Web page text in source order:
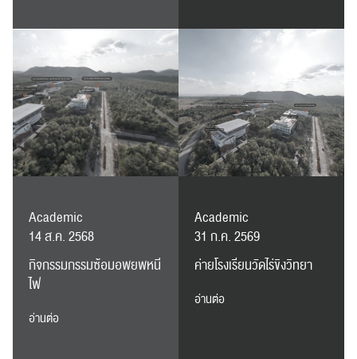
Academic
14 ส.ค. 2568
กิจกรรมกรรมซ้อมอพยพหนี
ไฟ
อ่านต่อ
Academic
31 ก.ค. 2569
ค่ายโรงเรียนวัดไร่ขิงวิทยา
อ่านต่อ